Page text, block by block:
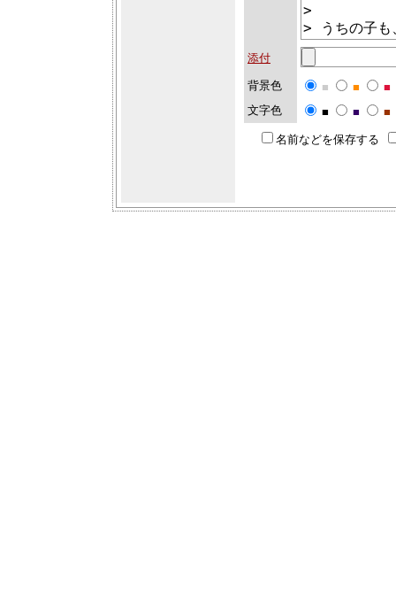
添付
背景色 ■ ■
■
文字色
■ ■ ■
名前などを保存する